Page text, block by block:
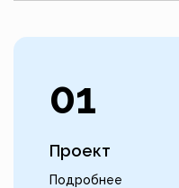
01
Проект
Подробнее